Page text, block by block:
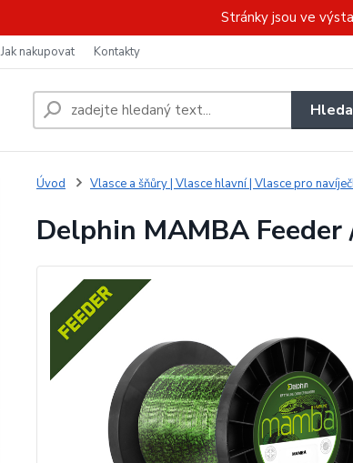
Stránky jsou ve
Jak nakupovat Kontakty
Úvod Vlasce a šňůry | Vlasce hlavní | Vlasce pro
Delphin MAMBA Feeder